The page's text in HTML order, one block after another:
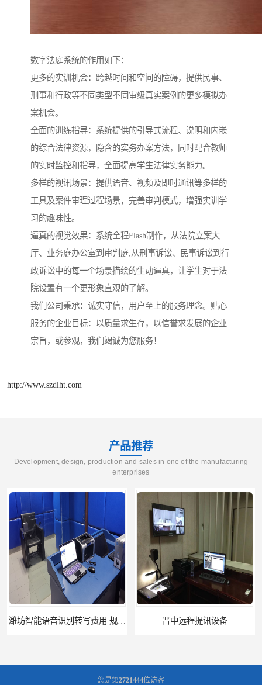
数字法庭系统的作用如下：
更多的实训机会：跨越时间和空间的障碍，提供民事、
刑事和行政等不同类型不同审级真实案例的更多模拟办
案机会。
全面的训练指导：系统提供的引导式流程、说明和内嵌
的综合法律资源，隐含的实务办案方法，同时配合教师
的实时监控和指导，全面提高学生法律实务能力。
多样的视讯场景：提供语音、视频及即时通讯等多样的
工具及案件审理过程场景，完善审判模式，增强实训学
习的趣味性。
逼真的视觉效果：系统全程Flash制作，从法院立案大
厅、业务庭办公室到审判庭;从刑事诉讼、民事诉讼到行
政诉讼中的每一个场景描绘的生动逼真，让学生对于法
院设置有一个更形象直观的了解。
我们公司秉承：诚实守信，用户至上的服务理念。贴心
服务的企业目标：以质量求生存，以信誉求发展的企业
宗旨，或参观，我们竭诚为您服务！
http://www.szdlht.com
产品推荐
Development, design, production and sales in one of the manufacturing
enterprises
晋中远程提讯设备 乌鲁木齐视频审讯室软件
您是第2721444位访客